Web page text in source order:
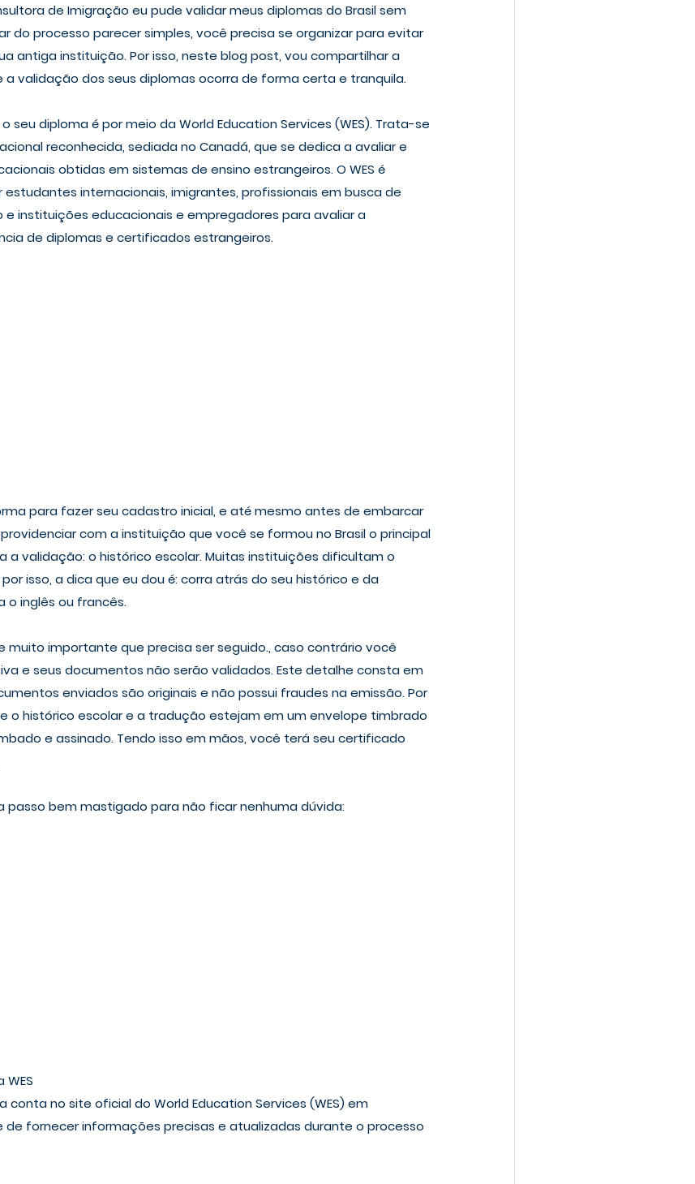
de Imigração eu pude validar meus diplomas do Brasil sem
do processo parecer simples, você precisa se organizar para evitar
antiga instituição. Por isso, neste blog post, vou compartilhar a
a validação dos seus diplomas ocorra de forma certa e tranquila.
seu diploma é por meio da World Education Services (WES). Trata-se
reconhecida, sediada no Canadá, que se dedica a avaliar e
obtidas em sistemas de ensino estrangeiros. O WES é
internacionais, imigrantes, profissionais em busca de
instituições educacionais e empregadores para avaliar a
de diplomas e certificados estrangeiros.
para fazer seu cadastro inicial, e até mesmo antes de embarcar
com a instituição que você se formou no Brasil o principal
a validação: o histórico escolar. Muitas instituições dificultam o
isso, a dica que eu dou é: corra atrás do seu histórico e da
o inglês ou francês.
muito importante que precisa ser seguido., caso contrário você
e seus documentos não serão validados. Este detalhe consta em
enviados são originais e não possui fraudes na emissão. Por
o histórico escolar e a tradução estejam em um envelope timbrado
e assinado. Tendo isso em mãos, você terá seu certificado
passo bem mastigado para não ficar nenhuma dúvida:
WES
conta no site oficial do World Education Services (WES) em
de fornecer informações precisas e atualizadas durante o processo